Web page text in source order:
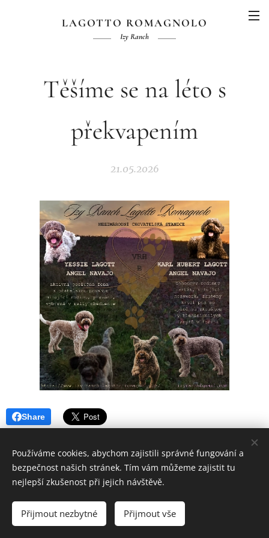
LAGOTTO ROMAGNOLO
Izy Ranch
Těšíme se na léto s
překvapením
21.05.2026
Share
LAGOTTO ROMAGNOLO
— Izy Ranch —
Vytvořeno službou Webnode
Používáme cookies, abychom zajistili správné fungování a
bezpečnost našich stránek. Tím vám můžeme zajistit tu
nejlepší zkušenost při jejich návštěvě.
Přijmout nezbytné Přijmout vše